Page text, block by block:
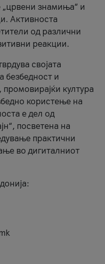
знамиња“ и
Активноста
од различни
реакции.
својата
безбедност и
промовирајќи култура
користење на
е дел од
посветена на
практични
во дигиталниот